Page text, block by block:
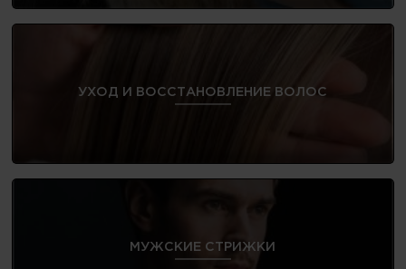
УХОД И ВОССТАНОВЛЕНИЕ ВОЛОС
МУЖСКИЕ СТРИЖКИ